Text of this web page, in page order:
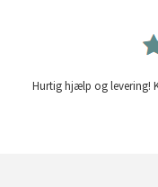
Hurtig hjælp og levering!